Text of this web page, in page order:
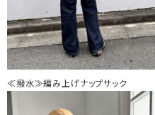
≪撥水≫編み上げナップサック